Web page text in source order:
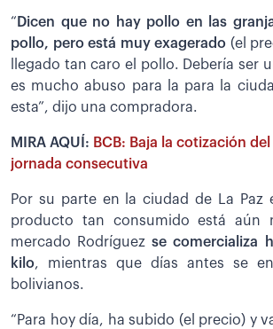
“ Dicen que no hay pollo en las
pollo, pero está muy exagerado (el
llegado tan caro el pollo. Debería ser
es mucho abuso para la para la
esta”, dijo una compradora.
MIRA AQUÍ: BCB: Baja la cotización
jornada consecutiva
Por su parte en la ciudad de La Paz
producto tan consumido está aún
mercado Rodríguez se comercializa
kilo, mientras que días antes se
bolivianos.
“Para hoy día, ha subido (el precio) y